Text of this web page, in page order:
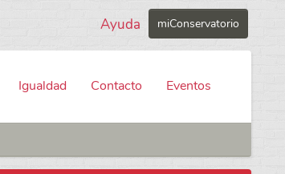
miConservatorio
Ayuda
Igualdad Contacto Eventos